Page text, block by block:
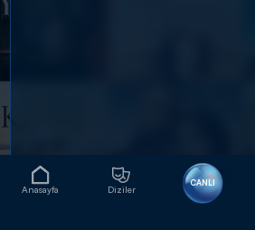
Anasayfa Diziler
CANLI